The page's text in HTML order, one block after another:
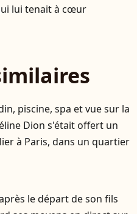
lui tenait à cœur
piscine, spa et vue sur la
Dion s'était offert un
à Paris, dans un quartier
le départ de son fils